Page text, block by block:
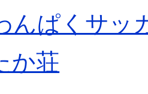
んぱくサッ
か荘